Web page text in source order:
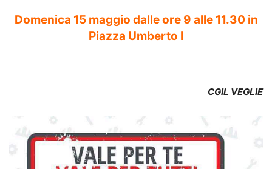
Domenica 15 maggio dalle ore 9 alle 11.30 in
Piazza Umberto I
CGIL VEGLIE